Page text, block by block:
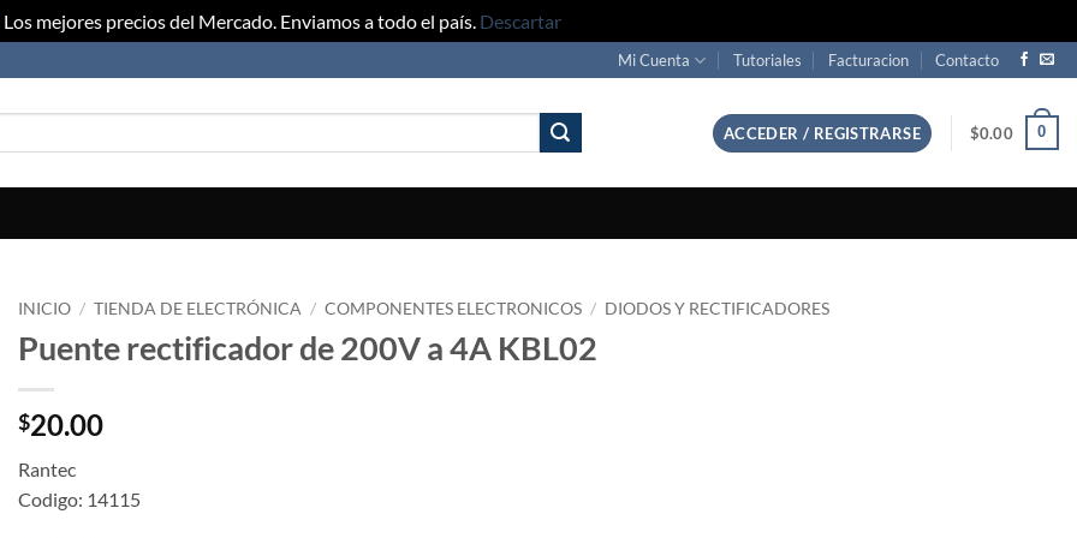
Los mejores precios del Mercado. Enviamos a todo el país. Descartar
Mi Cuenta Tutoriales Facturacion Contacto
ACCEDER / REGISTRARSE $0.00 0
INICIO / TIENDA DE ELECTRÓNICA / COMPONENTES ELECTRONICOS / DIODOS Y RECTIFICADORES
Puente rectificador de 200V a 4A KBL02
$20.00
Rantec
Codigo: 14115